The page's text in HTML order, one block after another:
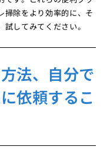
掃除をより効率的に、そ
してみてください。
法、自分で
依頼するこ